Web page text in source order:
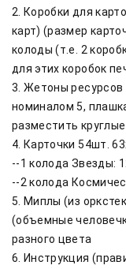
2. Коробки для
карт) (размер
колоды (т.е. 2
для этих коробок
3. Жетоны ресурсов
номиналом 5,
разместить
4. Карточки 54шт.
--1 колода Звезды:
--2 колода
5. Миплы (из
(объемные
разного цвета
6. Инструкция